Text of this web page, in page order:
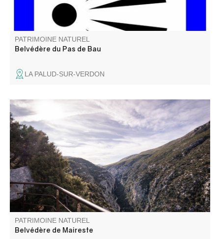
PATRIMOINE NATUREL
Belvédère du Pas de Bau
LA PALUD-SUR-VERDON
Situé sur la route entre Moustiers-Sainte-Marie et la
Palud-sur-Verdon, en rive droite, le belvédère de Maireste
offre un beau point de vue sur les Gorges.
PATRIMOINE NATUREL
Belvédère de Maireste